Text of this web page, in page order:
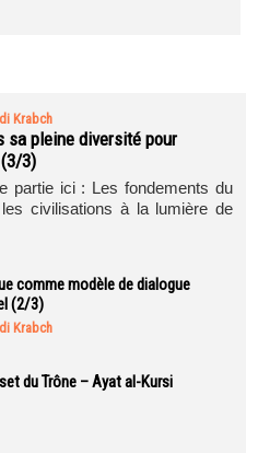
Krabch
sa pleine diversité pour
3)
partie ici : Les fondements du
civilisations à la lumière de
comme modèle de dialogue
(2/3)
Krabch
du Trône – Ayat al-Kursi